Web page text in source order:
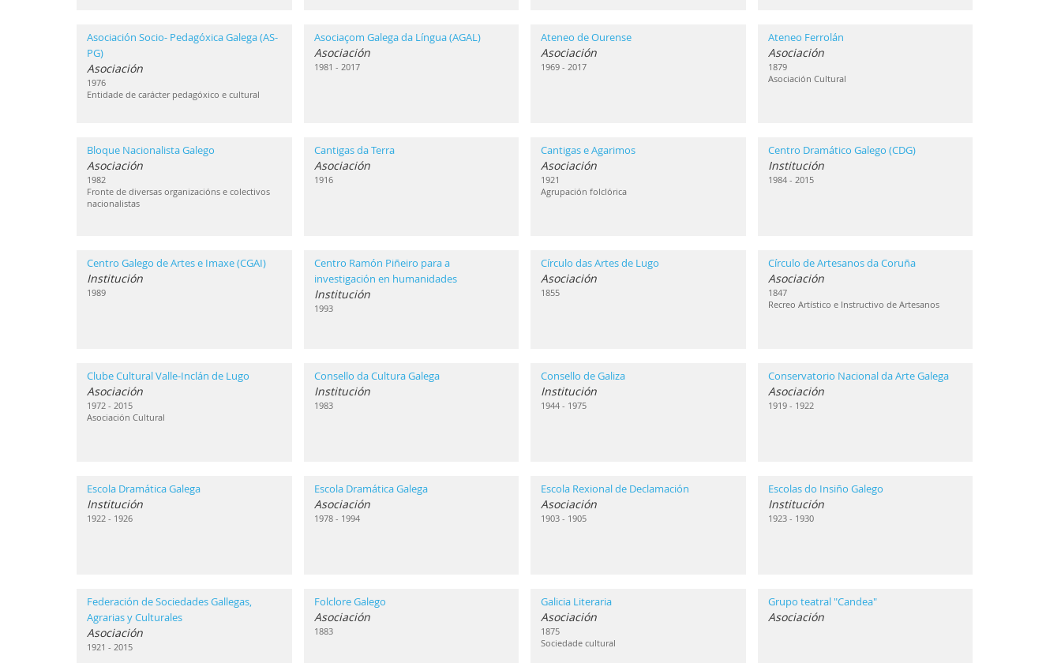
Asociación Socio- Pedagóxica Galega (AS-
PG)
Asociación
1976
Entidade de carácter pedagóxico e cultural
Asociaçom Galega da Língua (AGAL)
Asociación
1981 - 2017
Ateneo de Ourense
Asociación
1969 - 2017
Ateneo Ferrolán
Asociación
1879
Asociación Cultural
Bloque Nacionalista Galego
Asociación
1982
Fronte de diversas organizacións e colectivos
nacionalistas
Cantigas da Terra
Asociación
1916
Cantigas e Agarimos
Asociación
1921
Agrupación folclórica
Centro Dramático Galego (CDG)
Institución
1984 - 2015
Centro Galego de Artes e Imaxe (CGAI)
Institución
1989
Centro Ramón Piñeiro para a
investigación en humanidades
Institución
1993
Círculo das Artes de Lugo
Asociación
1855
Círculo de Artesanos da Coruña
Asociación
1847
Recreo Artístico e Instructivo de Artesanos
Clube Cultural Valle-Inclán de Lugo
Asociación
1972 - 2015
Asociación Cultural
Consello da Cultura Galega
Institución
1983
Consello de Galiza
Institución
1944 - 1975
Conservatorio Nacional da Arte Galega
Asociación
1919 - 1922
Escola Dramática Galega
Institución
1922 - 1926
Escola Dramática Galega
Asociación
1978 - 1994
Escola Rexional de Declamación
Asociación
1903 - 1905
Escolas do Insiño Galego
Institución
1923 - 1930
Federación de Sociedades Gallegas,
Agrarias y Culturales
Asociación
1921 - 2015
Folclore Galego
Asociación
1883
Galicia Literaria
Asociación
1875
Sociedade cultural
Grupo teatral "Candea"
Asociación